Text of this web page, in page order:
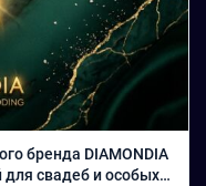
бренда DIAMONDIA
свадеб и особых